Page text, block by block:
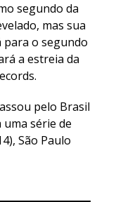
segundo da
mas sua
para o segundo
a estreia da
pelo Brasil
série de
São Paulo